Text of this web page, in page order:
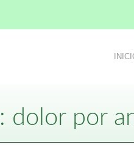
dolor por